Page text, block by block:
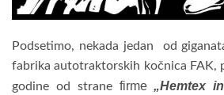
Podsetimo, nekada jedan od
fabrika autotraktorskih kočnica FAK,
godine od strane firme„Hemtex